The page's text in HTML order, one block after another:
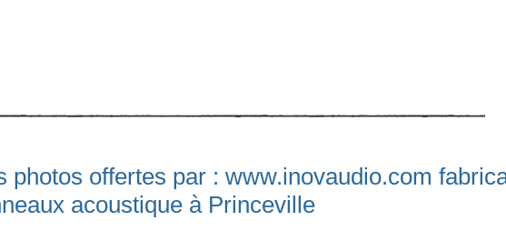
photos offertes par : www.inovaudio.com
acoustique à Princeville